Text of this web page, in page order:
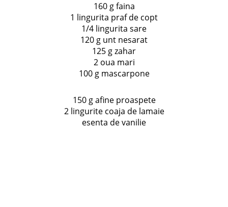
160 g faina
1 lingurita praf de copt
1/4 lingurita sare
120 g unt nesarat
125 g zahar
2 oua mari
100 g mascarpone
150 g afine proaspete
2 lingurite coaja de lamaie
esenta de vanilie